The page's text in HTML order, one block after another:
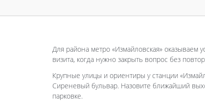
Для района метро «Измайловская» оказываем
визита, когда нужно закрыть вопрос без
Крупные улицы и ориентиры у станции
Сиреневый бульвар. Назовите ближайший
парковке.